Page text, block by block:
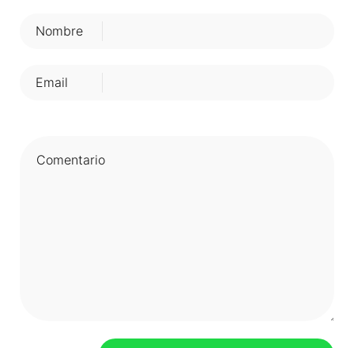
Nombre
Email